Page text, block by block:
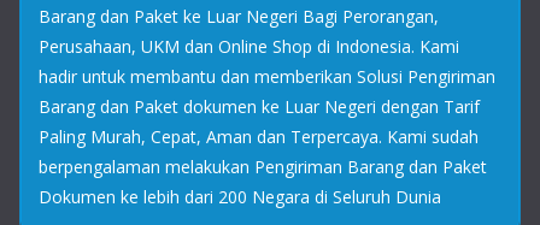
Barang dan Paket ke Luar Negeri Bagi Perorangan,
Perusahaan, UKM dan Online Shop di Indonesia. Kami
hadir untuk membantu dan memberikan Solusi Pengiriman
Barang dan Paket dokumen ke Luar Negeri dengan Tarif
Paling Murah, Cepat, Aman dan Terpercaya. Kami sudah
berpengalaman melakukan Pengiriman Barang dan Paket
Dokumen ke lebih dari 200 Negara di Seluruh Dunia